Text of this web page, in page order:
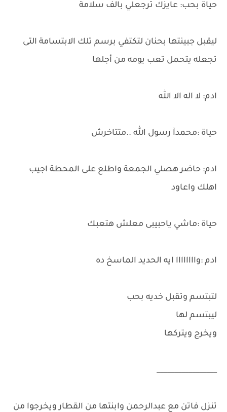
حياة بحب: عايزك ترجعلي بالف سلامة
ليقبل جبينتها بحنان لتكتفي برسم تلك الابتسامة التى
تجعله يتحمل تعب يومه من أجلها
ادم: لا اله الا الله
حياة :محمدآ رسول الله ..متتاخرش
ادم: حاضر هصلي الجمعة واطلع على المحطة اجيب
اهلك واعاود
حياة :ماشي ياحبيبى معلش هتعبك
ادم :واااااااا ايه الحديد الماسخ ده
لتبتسم وتقبل خديه بحب
ليبتسم لها
ويخرج ويتركها
_________________
تنزل فاتن مع عبدالرحمن وابنتها من القطار ويخرجوا من